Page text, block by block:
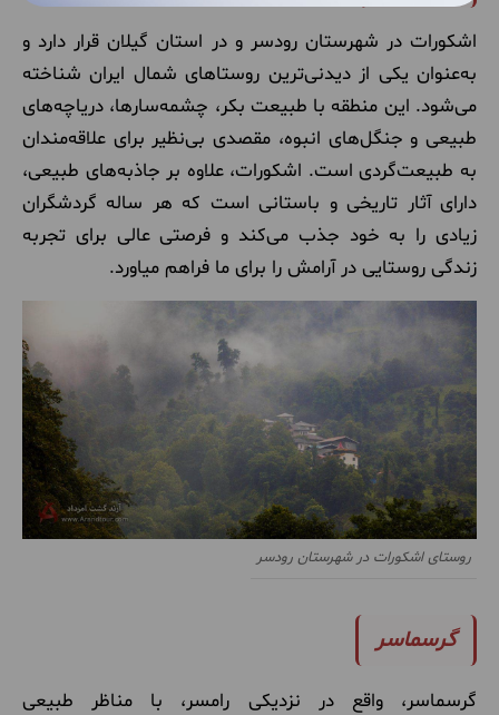
اشکورات در شهرستان رودسر و در استان گیلان قرار دارد و
به‌عنوان یکی از دیدنی‌ترین روستاهای شمال ایران شناخته
می‌شود. این منطقه با طبیعت بکر، چشمه‌سارها، دریاچه‌های
طبیعی و جنگل‌های انبوه، مقصدی بی‌نظیر برای علاقه‌مندان
به طبیعت‌گردی است. اشکورات، علاوه بر جاذبه‌های طبیعی،
دارای آثار تاریخی و باستانی است که هر ساله گردشگران
زیادی را به خود جذب می‌کند و فرصتی عالی برای تجربه
زندگی روستایی در آرامش را برای ما فراهم میاورد.
روستای اشکورات در شهرستان رودسر
گرسماسر
گرسماسر، واقع در نزدیکی رامسر، با مناظر طبیعی